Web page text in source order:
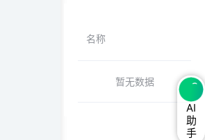
名称
暂无数据
AI
助
手